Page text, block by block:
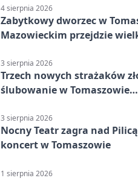
4 sierpnia 2026
Zabytkowy dworzec w
Mazowieckim przejdzie
wykonawcy
3 sierpnia 2026
Trzech nowych strażaków
ślubowanie w Tomaszowie
3 sierpnia 2026
Nocny Teatr zagra nad
koncert w Tomaszowie
1 sierpnia 2026